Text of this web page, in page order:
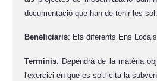
documentació que han de tenir les
Beneficiaris: Els diferents Ens
Terminis: Dependrà de la matèria
l'exercici en que es sol.licita la